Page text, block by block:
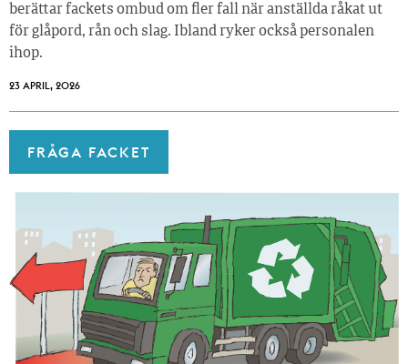
berättar fackets ombud om fler fall när anställda råkat ut
för glåpord, rån och slag. Ibland ryker också personalen
ihop.
23 APRIL, 2026
FRÅGA FACKET